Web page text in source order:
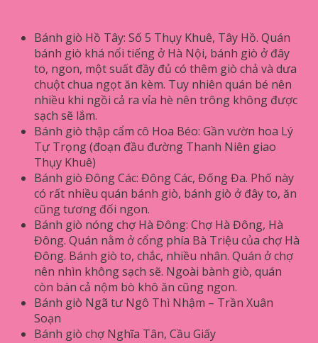
Bánh giò Hồ Tây: Số 5 Thụy Khuê, Tây Hồ. Quán
bánh giò khá nổi tiếng ở Hà Nội, bánh giò ở đây
to, ngon, một suất đầy đủ có thêm giò chả và dưa
chuột chua ngọt ăn kèm. Tuy nhiên quán bé nên
nhiều khi ngồi cả ra vỉa hè nên trông không được
sạch sẽ lắm.
Bánh giò thập cẩm cô Hoa Béo: Gần vườn hoa Lý
Tự Trọng (đoạn đầu đường Thanh Niên giao
Thụy Khuê)
Bánh giò Đông Các: Đông Các, Đống Đa. Phố này
có rất nhiều quán bánh giò, bánh giò ở đây to, ăn
cũng tương đối ngon.
Bánh giò nóng chợ Hà Đông: Chợ Hà Đông, Hà
Đông. Quán nằm ở cổng phía Bà Triệu của chợ Hà
Đông. Bánh giò to, chắc, nhiều nhân. Quán ở chợ
nên nhìn không sạch sẽ. Ngoài bành giò, quán
còn bán cả nộm bò khô ăn cũng ngon.
Bánh giò Ngã tư Ngô Thì Nhậm – Trần Xuân
Soạn
Bánh giò chợ Nghĩa Tân, Cầu Giấy